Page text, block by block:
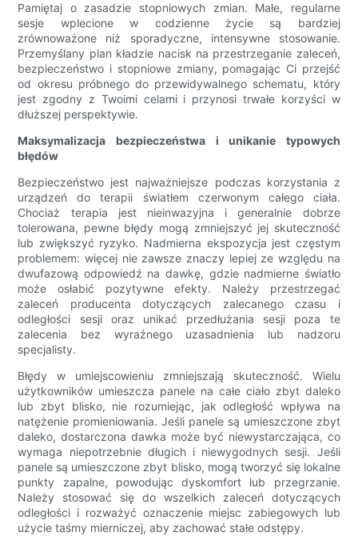
Pamiętaj o zasadzie stopniowych zmian. Małe, regularne
sesje wplecione w codzienne życie są bardziej
zrównoważone niż sporadyczne, intensywne stosowanie.
Przemyślany plan kładzie nacisk na przestrzeganie zaleceń,
bezpieczeństwo i stopniowe zmiany, pomagając Ci przejść
od okresu próbnego do przewidywalnego schematu, który
jest zgodny z Twoimi celami i przynosi trwałe korzyści w
dłuższej perspektywie.
Maksymalizacja bezpieczeństwa i unikanie typowych
błędów
Bezpieczeństwo jest najważniejsze podczas korzystania z
urządzeń do terapii światłem czerwonym całego ciała.
Chociaż terapia jest nieinwazyjna i generalnie dobrze
tolerowana, pewne błędy mogą zmniejszyć jej skuteczność
lub zwiększyć ryzyko. Nadmierna ekspozycja jest częstym
problemem: więcej nie zawsze znaczy lepiej ze względu na
dwufazową odpowiedź na dawkę, gdzie nadmierne światło
może osłabić pozytywne efekty. Należy przestrzegać
zaleceń producenta dotyczących zalecanego czasu i
odległości sesji oraz unikać przedłużania sesji poza te
zalecenia bez wyraźnego uzasadnienia lub nadzoru
specjalisty.
Błędy w umiejscowieniu zmniejszają skuteczność. Wielu
użytkowników umieszcza panele na całe ciało zbyt daleko
lub zbyt blisko, nie rozumiejąc, jak odległość wpływa na
natężenie promieniowania. Jeśli panele są umieszczone zbyt
daleko, dostarczona dawka może być niewystarczająca, co
wymaga niepotrzebnie długich i niewygodnych sesji. Jeśli
panele są umieszczone zbyt blisko, mogą tworzyć się lokalne
punkty zapalne, powodując dyskomfort lub przegrzanie.
Należy stosować się do wszelkich zaleceń dotyczących
odległości i rozważyć oznaczenie miejsc zabiegowych lub
użycie taśmy mierniczej, aby zachować stałe odstępy.